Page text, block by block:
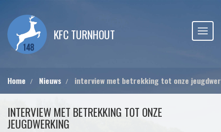
KFC TURNHOUT
Home Nieuws interview met betrekking tot onze
INTERVIEW MET BETREKKING TOT ONZE
JEUGDWERKING